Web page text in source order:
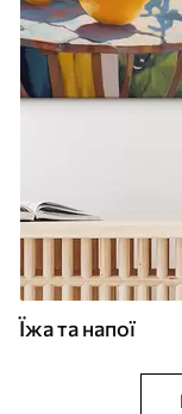
Їжа та напої